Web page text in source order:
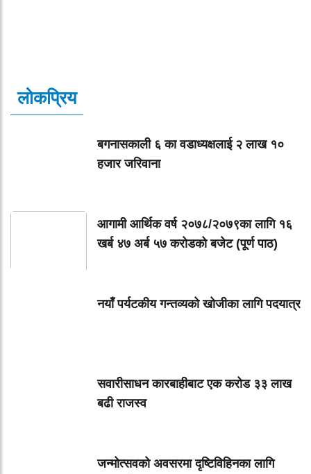
लोकप्रिय
बगनासकाली ६ का वडाध्यक्षलाई २ लाख १०
हजार जरिवाना
आगामी आर्थिक वर्ष २०७८/२०७९का लागि १६
खर्ब ४७ अर्ब ५७ करोडको बजेट (पूर्ण पाठ)
नयाँ पर्यटकीय गन्तव्यको खोजीका लागि पदयात्र
सवारीसाधन कारबाहीबाट एक करोड ३३ लाख
बढी राजस्व
जन्मोत्सवको अवसरमा दृष्टिविहिनका लागि